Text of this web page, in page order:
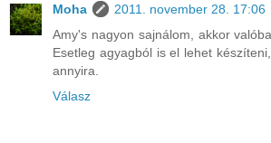
Moha
2011. november 28. 17:06
Amy's nagyon sajnálom, akkor
Esetleg agyagból is el lehet
annyira.
Válasz